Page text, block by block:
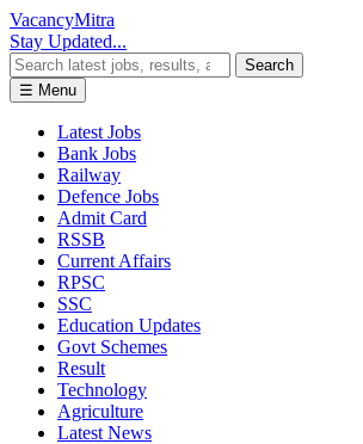
VacancyMitra
Stay Updated...
Search
☰ Menu
Latest Jobs
Bank Jobs
Railway
Defence Jobs
Admit Card
RSSB
Current Affairs
RPSC
SSC
Education Updates
Govt Schemes
Result
Technology
Agriculture
Latest News